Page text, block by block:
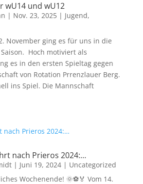
wU14 und wU12
| Nov. 23, 2025| Jugend,
November ging es für uns in die
Hoch motiviert als
es in den ersten Spieltag gegen
von Rotation Prrenzlauer Berg.
ins Spiel. Die Mannschaft
nach Prieros 2024:…
| Juni 19, 2024| Uncategorized
Wochenende! 🌞⚽🏅 Vom 14.